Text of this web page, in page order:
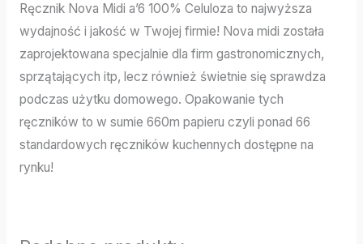
Ręcznik Nova Midi a’6 100% Celuloza to najwyższa
wydajność i jakość w Twojej firmie! Nova midi została
zaprojektowana specjalnie dla firm gastronomicznych,
sprzątających itp, lecz również świetnie się sprawdza
podczas użytku domowego. Opakowanie tych
ręczników to w sumie 660m papieru czyli ponad 66
standardowych ręczników kuchennych dostępne na
rynku!